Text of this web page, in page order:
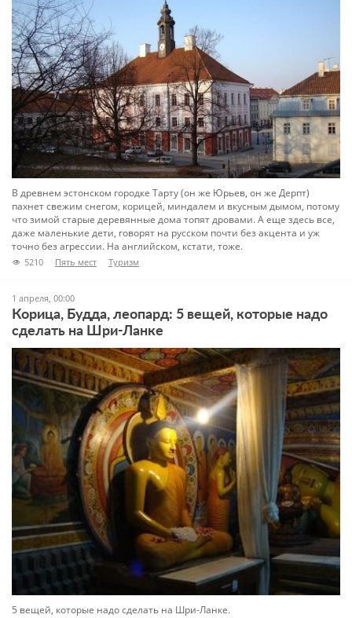
В древнем эстонском городке Тарту (он же Юрьев, он же Дерпт)
пахнет свежим снегом, корицей, миндалем и вкусным дымом, потому
что зимой старые деревянные дома топят дровами. А еще здесь все,
даже маленькие дети, говорят на русском почти без акцента и уж
точно без агрессии. На английском, кстати, тоже.
5210 Пять мест Туризм
1 апреля, 00:00
Корица, Будда, леопард: 5 вещей, которые надо
сделать на Шри-Ланке
5 вещей, которые надо сделать на Шри-Ланке.